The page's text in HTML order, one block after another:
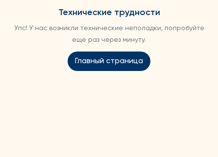
Технические трудности
Упс! У нас возникли технические неполадки, попробуйте
еще раз через минуту.
Главный страница